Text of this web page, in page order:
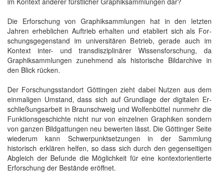
Die Erforschung von Graphik­sammlungen hat in den letzten
Jahren er­heb­lichen Auf­trieb er­halten und etabliert sich als For­
schungs­gegen­stand im uni­versi­tären Betrieb, gerade auch im
Kon­text inter- und trans­disziplinärer Wissens­forschung, da
Graphik­sammlungen zu­nehmend als historische Bild­archive in
den Blick rücken.
Der Forschungsstandort Göttingen zieht dabei Nutzen aus dem
einmaligen Um­stand, dass sich auf Grund­lage der digi­talen Er­
schließ­ungs­arbeit in Braun­schweig und Wolfen­büttel nun­mehr die
Funktions­geschichte nicht nur von einzelnen Graphiken sondern
von ganzen Bild­gattungen neu be­werten lässt. Die Göttinger Seite
wiederum kann Schwer­punkt­setzungen in der Sammlung
historisch er­klären helfen, so dass sich durch den gegen­seitigen
Ab­gleich der Be­funde die Mög­lich­keit für eine kontext­orientierte
Er­forschung der Be­stände eröffnet.